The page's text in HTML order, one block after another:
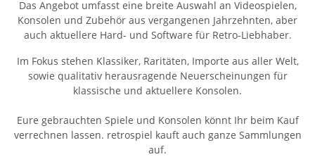
Das Angebot umfasst eine breite Auswahl an Videospielen,
Konsolen und Zubehör aus vergangenen Jahrzehnten, aber
auch aktuellere Hard- und Software für Retro-Liebhaber.
Im Fokus stehen Klassiker, Raritäten, Importe aus aller Welt,
sowie qualitativ herausragende Neuerscheinungen für
klassische und aktuellere Konsolen.
Eure gebrauchten Spiele und Konsolen könnt Ihr beim Kauf
verrechnen lassen. retrospiel kauft auch ganze Sammlungen
auf.